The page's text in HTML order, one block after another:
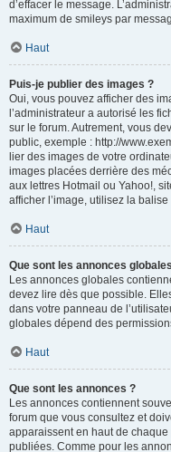
d’effacer le message.
maximum de smileys par
Haut
Puis-je publier des images ?
Oui, vous pouvez afficher des
l’administrateur a autorisé les
sur le forum. Autrement, vous
public, exemple : http://
lier des images de votre
images placées derrière des
aux lettres Hotmail ou Yahoo!,
afficher l’image, utilisez la
Haut
Que sont les annonces
Les annonces globales
devez lire dès que possible.
dans votre panneau de
globales dépend des
Haut
Que sont les annonces ?
Les annonces contiennent
forum que vous consultez et
apparaissent en haut de
publiées. Comme pour les